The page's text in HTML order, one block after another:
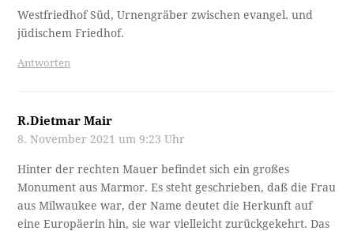
Westfriedhof Süd, Urnengräber zwischen evangel. und
jüdischem Friedhof.
Antworten
R.Dietmar Mair
8. November 2021 um 9:23 Uhr
Hinter der rechten Mauer befindet sich ein großes
Monument aus Marmor. Es steht geschrieben, daß die Frau
aus Milwaukee war, der Name deutet die Herkunft auf
eine Europäerin hin, sie war vielleicht zurückgekehrt. Das